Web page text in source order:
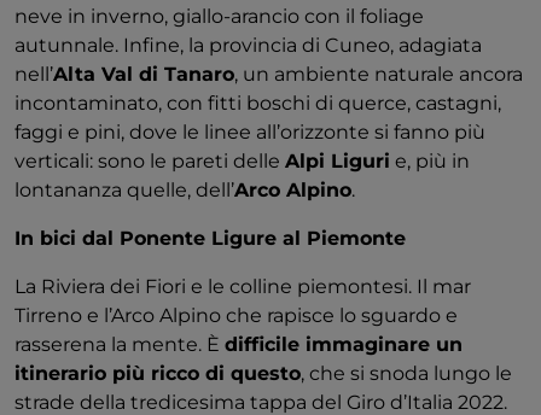
neve in inverno, giallo-arancio con il foliage
autunnale. Infine, la provincia di Cuneo, adagiata
nell’Alta Val di Tanaro, un ambiente naturale ancora
incontaminato, con fitti boschi di querce, castagni,
faggi e pini, dove le linee all’orizzonte si fanno più
verticali: sono le pareti delle Alpi Liguri e, più in
lontananza quelle, dell’Arco Alpino.
In bici dal Ponente Ligure al Piemonte
La Riviera dei Fiori e le colline piemontesi. Il mar
Tirreno e l’Arco Alpino che rapisce lo sguardo e
rasserena la mente. È difficile immaginare un
itinerario più ricco di questo, che si snoda lungo le
strade della tredicesima tappa del Giro d’Italia 2022.